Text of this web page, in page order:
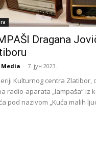
Dragana
Media - 7. јун 2023.
Kulturnog centra Zlatibor,
radio-aparata „lampaša“ iz
pod nazivom „Kuća malih